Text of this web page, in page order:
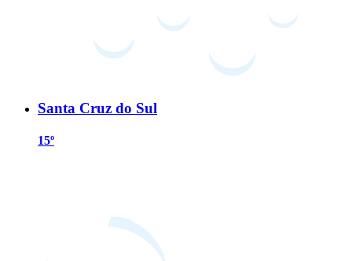
Santa Cruz do Sul
15º